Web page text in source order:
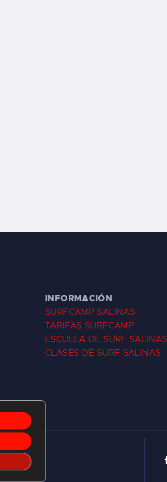
INFORMACIÓN
SURFCAMP SALINAS
TARIFAS SURFCAMP
ESCUELA DE SURF SALINAS
CLASES DE SURF SALINAS